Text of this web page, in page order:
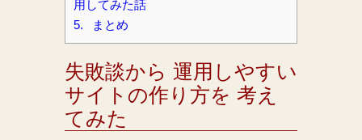
用してみた話
5.
まとめ
失敗談から 運用しやすい
サイトの作り方を 考え
てみた